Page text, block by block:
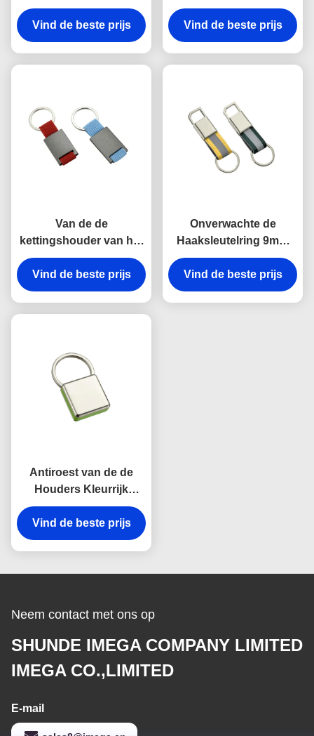
het haakzink van de de
kettingshouder Zeer
belangrijke
Vind de beste prijs
Galvaniseren van
Keychains van de
Metaal Zeer belangrijke
Vind de beste prijs
Van de de
kettingshouder van het
rechthoekmetaal de
Zeer belangrijke van de
de Lasergravure Gift
Vind de beste prijs
Onverwachte de
Haaksleutelring 9mm
van het riemmetaal Zeer
belangrijke de
Houdersherinneringen
Vind de beste prijs
Antiroest van de de
Houders Kleurrijk
Onverwacht Haak van
de Metaal Zeer
belangrijk ketting Zeer
Vierkant Plastiek
Vind de beste prijs
Neem contact met ons op
SHUNDE IMEGA COMPANY LIMITED
IMEGA CO.,LIMITED
E-mail